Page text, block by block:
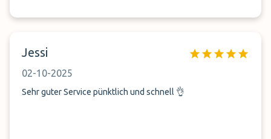
Jessi
02-10-2025
Sehr guter Service pünktlich und schnell 👌